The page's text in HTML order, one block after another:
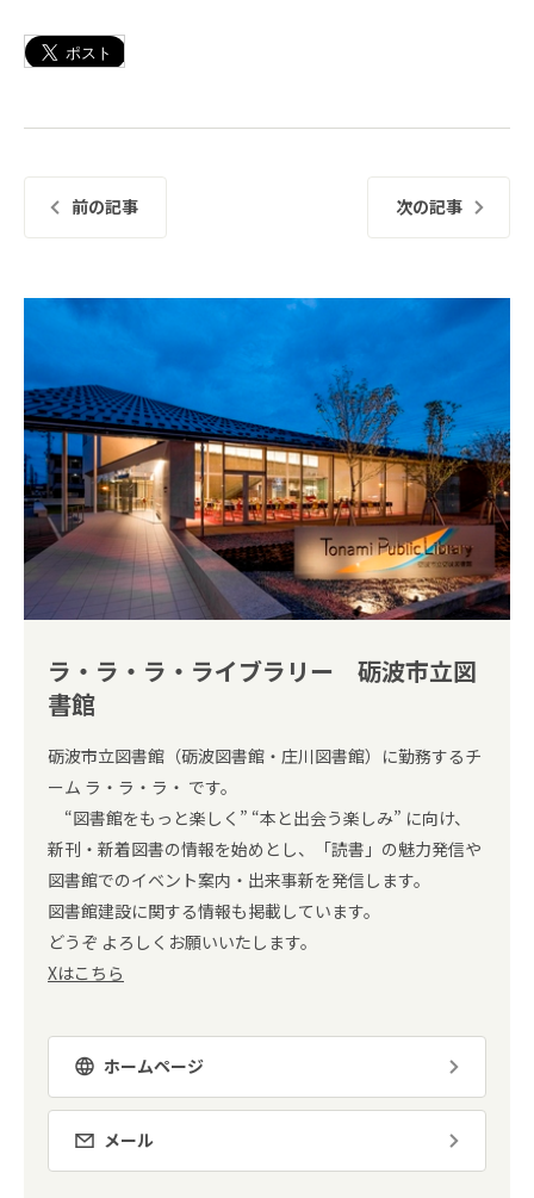
前の記事 次の記事
ラ・ラ・ラ・ライブラリー 砺波市立図
書館
砺波市立図書館（砺波図書館・庄川図書館）に勤務するチ
ーム ラ・ラ・ラ・ です。
“図書館をもっと楽しく” “本と出会う楽しみ” に向け、
新刊・新着図書の情報を始めとし、「読書」の魅力発信や
図書館でのイベント案内・出来事新を発信します。
図書館建設に関する情報も掲載しています。
どうぞ よろしくお願いいたします。
Xはこちら
ホームページ
メール